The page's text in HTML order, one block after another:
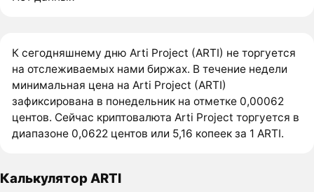
К сегодняшнему дню Arti Project (ARTI) не торгуется
на отслеживаемых нами биржах. В течение недели
минимальная цена на Arti Project (ARTI)
зафиксирована в понедельник на отметке 0,00062
центов. Сейчас криптовалюта Arti Project торгуется в
диапазоне 0,0622 центов или 5,16 копеек за 1 ARTI.
Калькулятор ARTI